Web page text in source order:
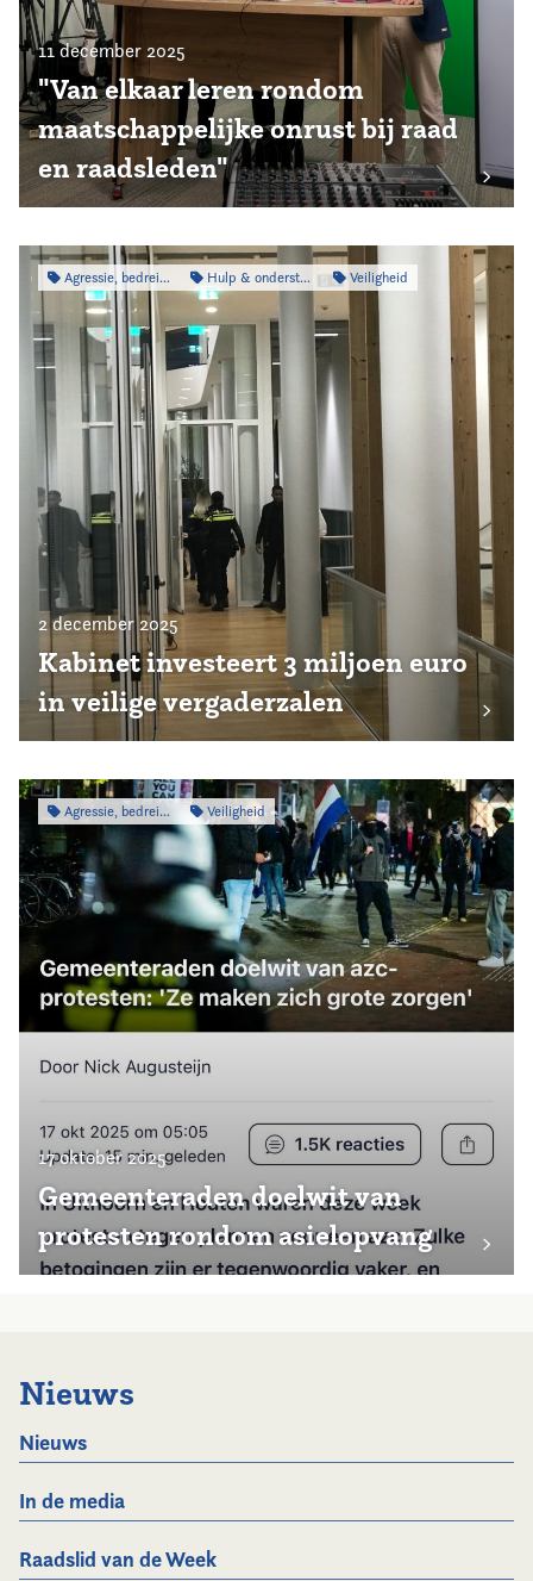
11 december 2025
"Van elkaar leren rondom
maatschappelijke onrust bij raad
en raadsleden"
Agressie, bedreiging & intimidatie Hulp & ondersteuning Veiligheid
2 december 2025
Kabinet investeert 3 miljoen euro
in veilige vergaderzalen
Agressie, bedreiging & intimidatie Veiligheid
17 oktober 2025
Gemeenteraden doelwit van
protesten rondom asielopvang
Nieuws
Nieuws
In de media
Raadslid van de Week